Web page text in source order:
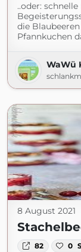
..oder:
die
Pfannkuchen
WaWü
8 August 2021
82 0